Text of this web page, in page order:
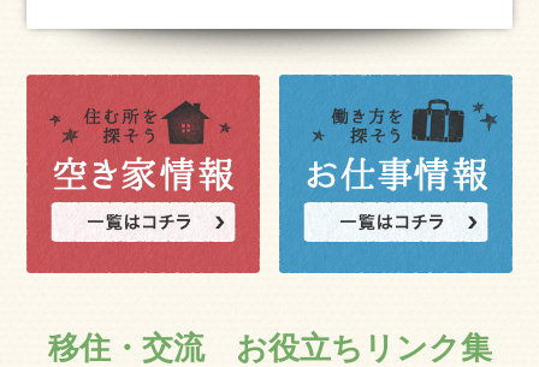
移住・交流 お役立ちリンク集